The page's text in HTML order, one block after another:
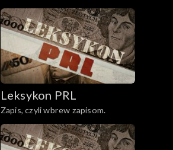
kółkach.
Leksykon PRL
Zapis, czyli wbrew zapisom.